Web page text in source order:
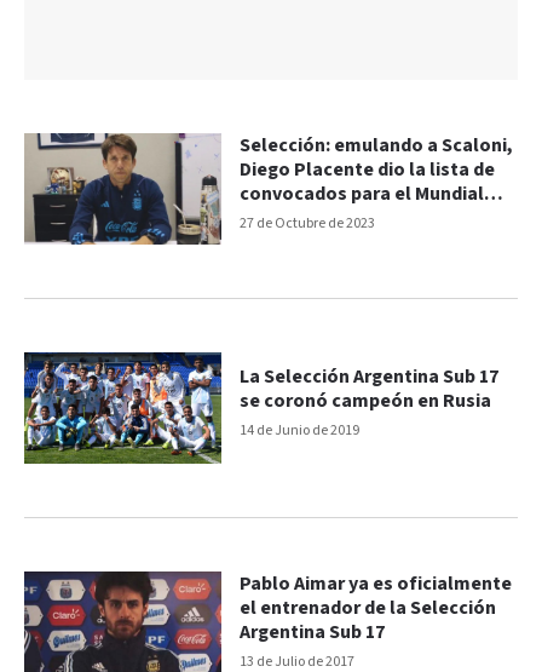
27 de Octubre de 2023
Selección: emulando a Scaloni,
Diego Placente dio la lista de
convocados para el Mundial
Sub-17
14 de Junio de 2019
La Selección Argentina Sub 17
se coronó campeón en Rusia
13 de Julio de 2017
Pablo Aimar ya es oficialmente
el entrenador de la Selección
Argentina Sub 17